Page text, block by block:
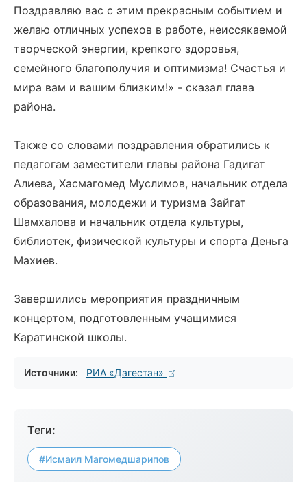
Поздравляю вас с этим прекрасным событием и
желаю отличных успехов в работе, неиссякаемой
творческой энергии, крепкого здоровья,
семейного благополучия и оптимизма! Счастья и
мира вам и вашим близким!» - сказал глава
района.
Также со словами поздравления обратились к
педагогам заместители главы района Гадигат
Алиева, Хасмагомед Муслимов, начальник отдела
образования, молодежи и туризма Зайгат
Шамхалова и начальник отдела культуры,
библиотек, физической культуры и спорта Деньга
Махиев.
Завершились мероприятия праздничным
концертом, подготовленным учащимися
Каратинской школы.
Источники: РИА «Дагестан»
Теги:
#Исмаил Магомедшарипов